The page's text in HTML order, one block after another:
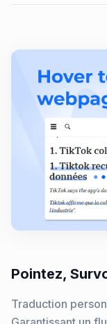
Pointez,
Traduction